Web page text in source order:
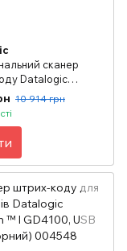
сканер
Datalogic
I GD4100, KBW
10 914 грн